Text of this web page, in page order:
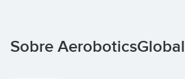
Sobre AeroboticsGlobal